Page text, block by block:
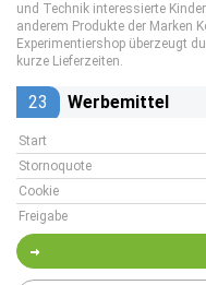
und Technik interessierte
anderem Produkte der Marken
Experimentiershop überzeugt
kurze Lieferzeiten.
23 Werbemittel
Start
Stornoquote
Cookie
Freigabe